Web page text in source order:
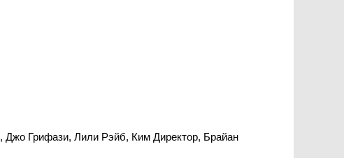
, Джо Грифази, Лили Рэйб, Ким Директор, Брайан